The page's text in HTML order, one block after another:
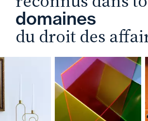
domaines
du droit des